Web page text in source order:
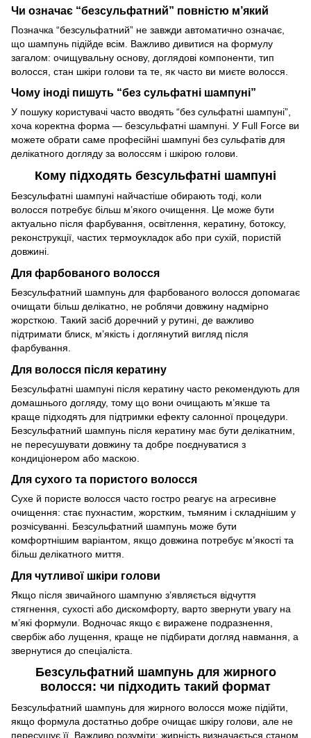
Чи означає “безсульфатний” повністю м’який
Позначка “безсульфатний” не завжди автоматично означає,
що шампунь підійде всім. Важливо дивитися на формулу
загалом: очищувальну основу, доглядові компоненти, тип
волосся, стан шкіри голови та те, як часто ви миєте волосся.
Чому іноді пишуть “без сульфатні шампуні”
У пошуку користувачі часто вводять “без сульфатні шампуні”,
хоча коректна форма — безсульфатні шампуні. У Full Force ви
можете обрати саме професійні шампуні без сульфатів для
делікатного догляду за волоссям і шкірою голови.
Кому підходять безсульфатні шампуні
Безсульфатні шампуні найчастіше обирають тоді, коли
волосся потребує більш м’якого очищення. Це може бути
актуально після фарбування, освітлення, кератину, ботоксу,
реконструкції, частих термоукладок або при сухій, пористій
довжині.
Для фарбованого волосся
Безсульфатний шампунь для фарбованого волосся допомагає
очищати більш делікатно, не роблячи довжину надмірно
жорсткою. Такий засіб доречний у рутині, де важливо
підтримати блиск, м’якість і доглянутий вигляд після
фарбування.
Для волосся після кератину
Безсульфатні шампуні після кератину часто рекомендують для
домашнього догляду, тому що вони очищають м’якше та
краще підходять для підтримки ефекту салонної процедури.
Безсульфатний шампунь після кератину має бути делікатним,
не пересушувати довжину та добре поєднуватися з
кондиціонером або маскою.
Для сухого та пористого волосся
Сухе й пористе волосся часто гостро реагує на агресивне
очищення: стає пухнастим, жорстким, тьмяним і складнішим у
розчісуванні. Безсульфатний шампунь може бути
комфортнішим варіантом, якщо довжина потребує м’якості та
більш делікатного миття.
Для чутливої шкіри голови
Якщо після звичайного шампуню з’являється відчуття
стягнення, сухості або дискомфорту, варто звернути увагу на
м’які формули. Водночас якщо є виражене подразнення,
свербіж або лущення, краще не підбирати догляд навмання, а
звернутися до спеціаліста.
Безсульфатний шампунь для жирного
волосся: чи підходить такий формат
Безсульфатний шампунь для жирного волосся може підійти,
якщо формула достатньо добре очищає шкіру голови, але не
пересушує її. Важливо розуміти: жирність визначається станом